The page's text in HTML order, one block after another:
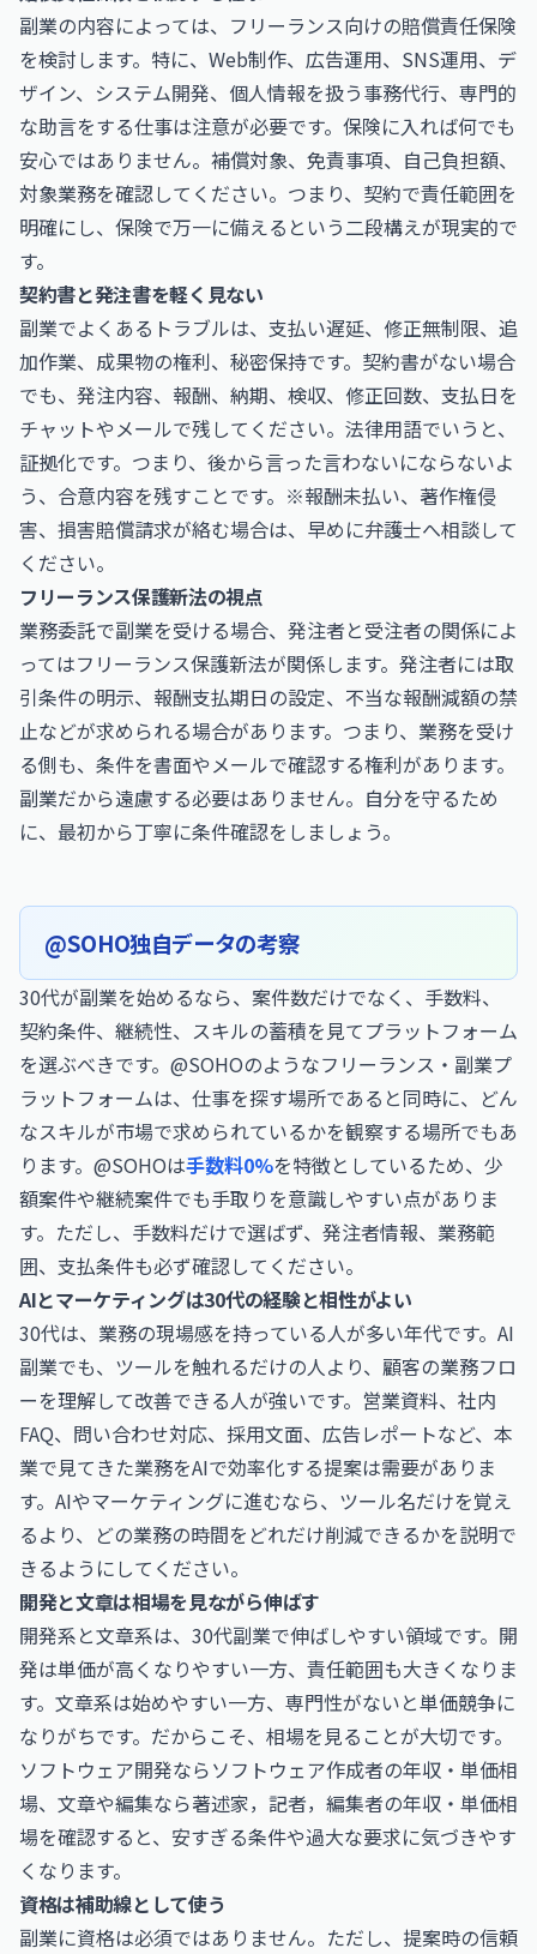
副業の内容によっては、フリーランス向けの賠償責任保険
を検討します。特に、Web制作、広告運用、SNS運用、デ
ザイン、システム開発、個人情報を扱う事務代行、専門的
な助言をする仕事は注意が必要です。保険に入れば何でも
安心ではありません。補償対象、免責事項、自己負担額、
対象業務を確認してください。つまり、契約で責任範囲を
明確にし、保険で万一に備えるという二段構えが現実的で
す。
契約書と発注書を軽く見ない
副業でよくあるトラブルは、支払い遅延、修正無制限、追
加作業、成果物の権利、秘密保持です。契約書がない場合
でも、発注内容、報酬、納期、検収、修正回数、支払日を
チャットやメールで残してください。法律用語でいうと、
証拠化です。つまり、後から言った言わないにならないよ
う、合意内容を残すことです。※報酬未払い、著作権侵
害、損害賠償請求が絡む場合は、早めに弁護士へ相談して
ください。
フリーランス保護新法の視点
業務委託で副業を受ける場合、発注者と受注者の関係によ
ってはフリーランス保護新法が関係します。発注者には取
引条件の明示、報酬支払期日の設定、不当な報酬減額の禁
止などが求められる場合があります。つまり、業務を受け
る側も、条件を書面やメールで確認する権利があります。
副業だから遠慮する必要はありません。自分を守るため
に、最初から丁寧に条件確認をしましょう。
@SOHO独自データの考察
30代が副業を始めるなら、案件数だけでなく、手数料、
契約条件、継続性、スキルの蓄積を見てプラットフォーム
を選ぶべきです。@SOHOのようなフリーランス・副業プ
ラットフォームは、仕事を探す場所であると同時に、どん
なスキルが市場で求められているかを観察する場所でもあ
ります。@SOHOは手数料0%を特徴としているため、少
額案件や継続案件でも手取りを意識しやすい点がありま
す。ただし、手数料だけで選ばず、発注者情報、業務範
囲、支払条件も必ず確認してください。
AIとマーケティングは30代の経験と相性がよい
30代は、業務の現場感を持っている人が多い年代です。AI
副業でも、ツールを触れるだけの人より、顧客の業務フロ
ーを理解して改善できる人が強いです。営業資料、社内
FAQ、問い合わせ対応、採用文面、広告レポートなど、本
業で見てきた業務をAIで効率化する提案は需要がありま
す。AIやマーケティングに進むなら、ツール名だけを覚え
るより、どの業務の時間をどれだけ削減できるかを説明で
きるようにしてください。
開発と文章は相場を見ながら伸ばす
開発系と文章系は、30代副業で伸ばしやすい領域です。開
発は単価が高くなりやすい一方、責任範囲も大きくなりま
す。文章系は始めやすい一方、専門性がないと単価競争に
なりがちです。だからこそ、相場を見ることが大切です。
ソフトウェア開発ならソフトウェア作成者の年収・単価相
場、文章や編集なら著述家，記者，編集者の年収・単価相
場を確認すると、安すぎる条件や過大な要求に気づきやす
くなります。
資格は補助線として使う
副業に資格は必須ではありません。ただし、提案時の信頼